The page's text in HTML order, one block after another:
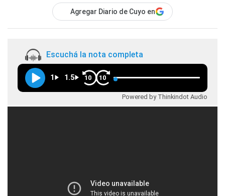
Agregar Diario de Cuyo en
Escuchá la nota completa
1 1.5 10 10
Powered by Thinkindot Audio